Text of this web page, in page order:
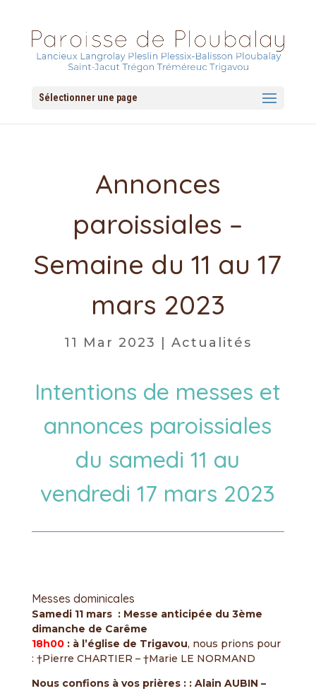
Sélectionner une page
Annonces
paroissiales –
Semaine du 11 au 17
mars 2023
11 Mar 2023 Actualités
Intentions de messes et
annonces paroissiales
du samedi 11 au
vendredi 17 mars 2023
Messes dominicales
Samedi 11 mars : Messe anticipée du 3ème
dimanche de Carême
18h00: à l’église de Trigavou, nous prions pour
: †Pierre CHARTIER – †Marie LE NORMAND
Nous confions à vos prières : : Alain AUBIN –